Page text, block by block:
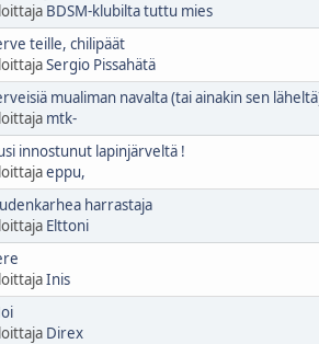
BDSM-klubilta tuttu mies
teille, chilipäät
Sergio Pissahätä
mualiman navalta (tai ainakin sen
mtk-
innostunut lapinjärveltä !
eppu,
harrastaja
Elttoni
Inis
Direx